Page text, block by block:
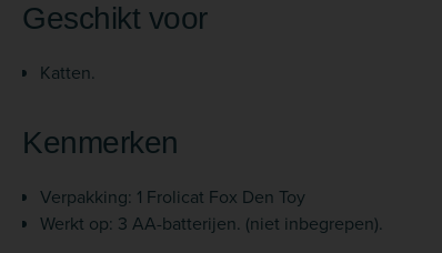
Geschikt voor
Katten.
Kenmerken
Verpakking: 1 Frolicat Fox Den Toy
Werkt op: 3 AA-batterijen. (niet inbegrepen).